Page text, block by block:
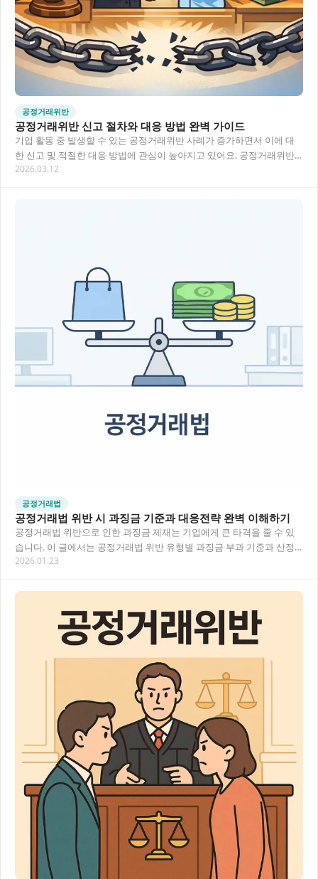
공정거래위반
공정거래위반 신고 절차와 대응 방법 완벽 가이드
기업 활동 중 발생할 수 있는 공정거래위반 사례가 증가하면서 이에 대
한 신고 및 적절한 대응 방법에 관심이 높아지고 있어요. 공정거래위반
은 기업에게 막대한 과징금과 신뢰 하락을 가…
2026.03.12
공정거래법
공정거래법 위반 시 과징금 기준과 대응전략 완벽 이해하기
공정거래법 위반으로 인한 과징금 제재는 기업에게 큰 타격을 줄 수 있
습니다. 이 글에서는 공정거래법 위반 유형별 과징금 부과 기준과 산정
방식, 그리고 기업이 취해야 할 효과적인 대…
2026.01.23